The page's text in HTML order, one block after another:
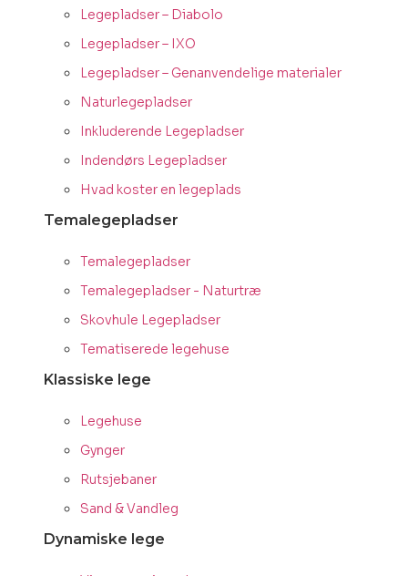
Legepladser – Diabolo
Legepladser – IXO
Legepladser – Genanvendelige materialer
Naturlegepladser
Inkluderende Legepladser
Indendørs Legepladser
Hvad koster en legeplads
Temalegepladser
Temalegepladser
Temalegepladser - Naturtræ
Skovhule Legepladser
Tematiserede legehuse
Klassiske lege
Legehuse
Gynger
Rutsjebaner
Sand & Vandleg
Dynamiske lege